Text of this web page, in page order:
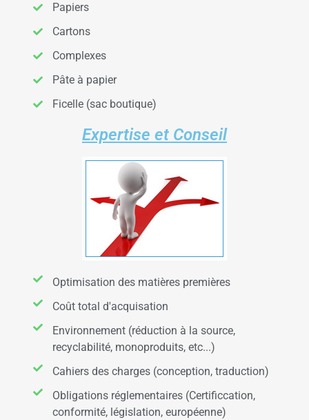
Papiers
Cartons
Complexes
Pâte à papier
Ficelle (sac boutique)
Expertise et Conseil
Optimisation des matières premières
Coût total d'acquisation
Environnement (réduction à la source,
recyclabilité, monoproduits, etc...)
Cahiers des charges (conception, traduction)
Obligations réglementaires (Certificcation,
conformité, législation, européenne)